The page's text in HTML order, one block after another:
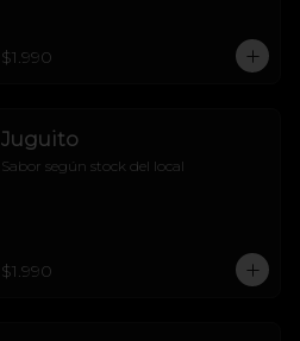
$1.990
Juguito
Sabor según stock del local
$1.990